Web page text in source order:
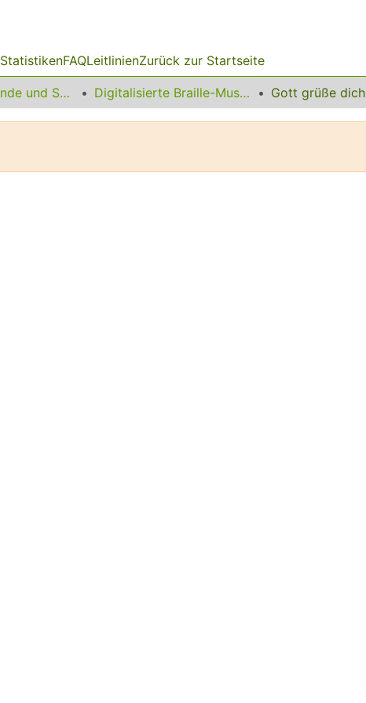
StatistikenFAQLeitlinienZurück zur Startseite
Service für Blinde und Sehbehinderte Digitalisierte Braille-Musik-Matrizen des VzfB Gott grüße dich